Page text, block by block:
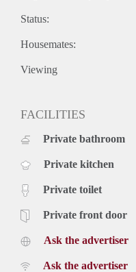
Status:
Housemates:
Viewing
FACILITIES
Private bathroom
Private kitchen
Private toilet
Private front door
Ask the advertiser
Ask the advertiser